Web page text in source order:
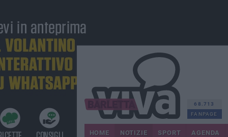
68.713
FANPAGE
HOME NOTIZIE SPORT AGENDA